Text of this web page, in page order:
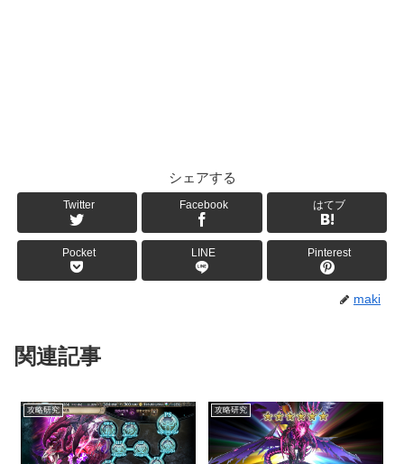
シェアする
Twitter Facebook はてブ
Pocket LINE Pinterest
maki
関連記事
攻略研究 攻略研究